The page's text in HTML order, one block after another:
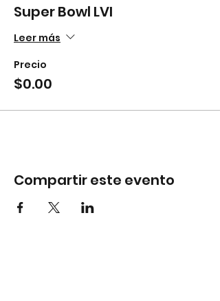
Super Bowl LVI
Leer más
Precio
$0.00
Compartir este evento